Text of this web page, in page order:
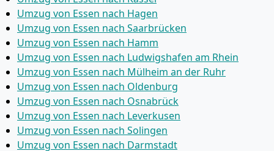
Umzug von Essen nach Hagen
Umzug von Essen nach Saarbrücken
Umzug von Essen nach Hamm
Umzug von Essen nach Ludwigshafen am Rhein
Umzug von Essen nach Mülheim an der Ruhr
Umzug von Essen nach Oldenburg
Umzug von Essen nach Osnabrück
Umzug von Essen nach Leverkusen
Umzug von Essen nach Solingen
Umzug von Essen nach Darmstadt